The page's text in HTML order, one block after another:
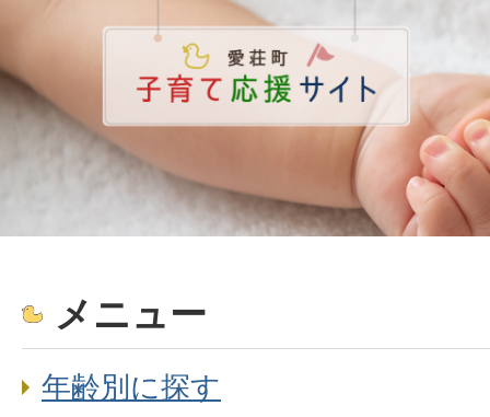
メニュー
年齢別に探す